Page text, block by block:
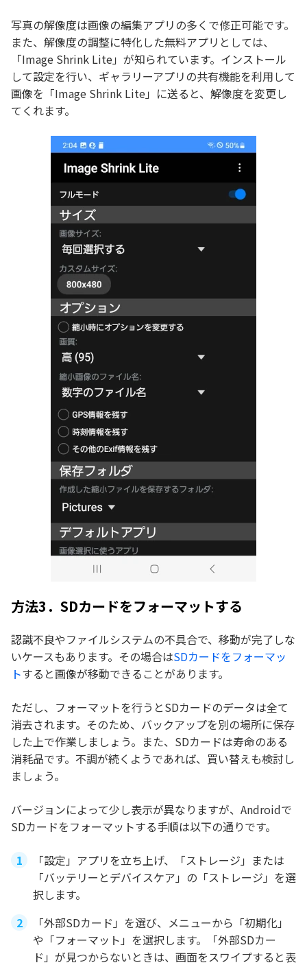
写真の解像度は画像の編集アプリの多くで修正可能です。
また、解像度の調整に特化した無料アプリとしては、
「Image Shrink Lite」が知られています。インストール
して設定を行い、ギャラリーアプリの共有機能を利用して
画像を「Image Shrink Lite」に送ると、解像度を変更し
てくれます。
方法3．SDカードをフォーマットする
認識不良やファイルシステムの不具合で、移動が完了しな
いケースもあります。その場合はSDカードをフォーマッ
トすると画像が移動できることがあります。
ただし、フォーマットを行うとSDカードのデータは全て
消去されます。そのため、バックアップを別の場所に保存
した上で作業しましょう。また、SDカードは寿命のある
消耗品です。不調が続くようであれば、買い替えも検討し
ましょう。
バージョンによって少し表示が異なりますが、Androidで
SDカードをフォーマットする手順は以下の通りです。
「設定」アプリを立ち上げ、「ストレージ」または
「バッテリーとデバイスケア」の「ストレージ」を選
択します。
「外部SDカード」を選び、メニューから「初期化」
や「フォーマット」を選択します。「外部SDカー
ド」が見つからないときは、画面をスワイプすると表